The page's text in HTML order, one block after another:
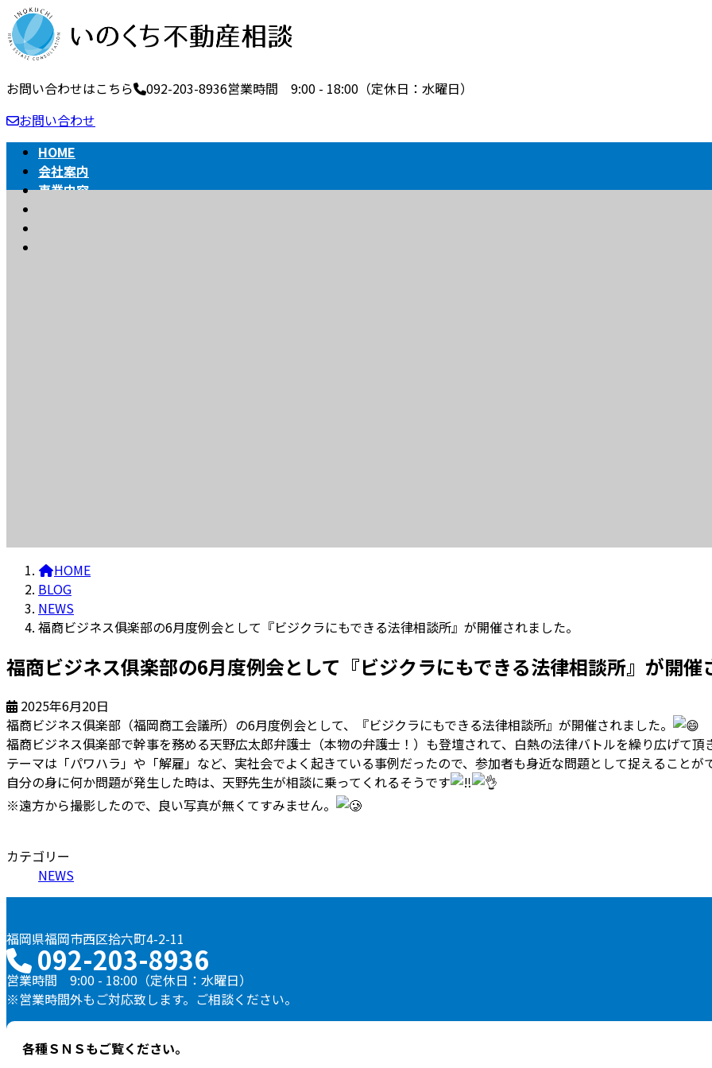
コ
ン
テ
ツ
ス
キ
プ
ナ
ビ
ゲ
シ
ン
に
動
お問い合わせはこちら 092-203-8936営業時間 9:00 - 18:00（定休日：水曜日）
お問い合わせ
HOME
会社案内
事業内容
HOME
BLOG
NEWS
福商ビジネス俱楽部の6月度例会として『ビジクラにもできる法律相談所』が開催されました。
福商ビジネス俱楽部の6月度例会として『ビジクラにもできる法律相談所』が開催
2025年6月20日
福商ビジネス俱楽部（福岡商工会議所）の6月度例会として、『ビジクラにもできる法律相談所』が開催されました。
福商ビジネス俱楽部で幹事を務める天野広太郎弁護士（本物の弁護士！）も登壇されて、白熱の法律バトルを繰り広げて頂
テーマは「パワハラ」や「解雇」など、実社会でよく起きている事例だったので、参加者も身近な問題として捉えることが
自分の身に何か問題が発生した時は、天野先生が相談に乗ってくれるそうです
※遠方から撮影したので、良い写真が無くてすみません。
カテゴリー
NEWS
福岡県福岡市西区拾六町4-2-11
092-203-8936
営業時間 9:00 - 18:00（定休日：水曜日）
※営業時間外もご対応致します。ご相談ください。
各種ＳＮＳもご覧ください。